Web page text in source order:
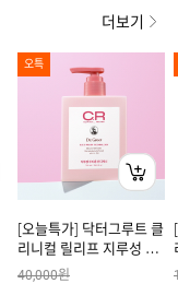
더보기
오특
[오늘특가] 닥터그루트 클
리니컬 릴리프 지루성 두
피용 컨디셔너 350ml
40,000원